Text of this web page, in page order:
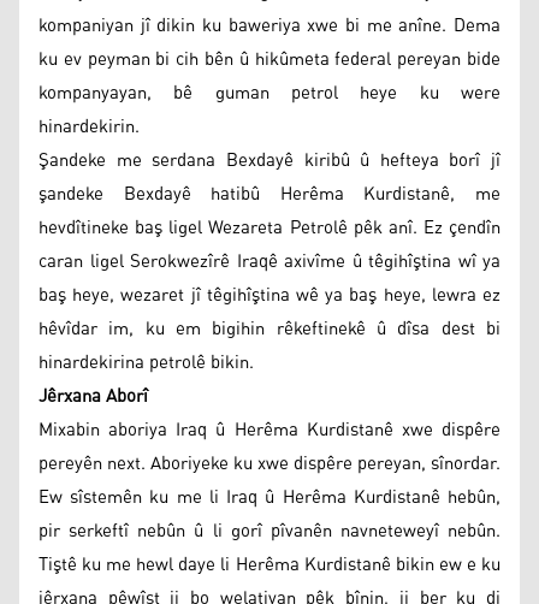
kompaniyan jî dikin ku baweriya xwe bi me anîne. Dema
ku ev peyman bi cih bên û hikûmeta federal pereyan bide
kompanyayan, bê guman petrol heye ku were
hinardekirin.
Şandeke me serdana Bexdayê kiribû û hefteya borî jî
şandeke Bexdayê hatibû Herêma Kurdistanê, me
hevdîtineke baş ligel Wezareta Petrolê pêk anî. Ez çendîn
caran ligel Serokwezîrê Iraqê axivîme û têgihîştina wî ya
baş heye, wezaret jî têgihîştina wê ya baş heye, lewra ez
hêvîdar im, ku em bigihin rêkeftinekê û dîsa dest bi
hinardekirina petrolê bikin.
Jêrxana Aborî
Mixabin aboriya Iraq û Herêma Kurdistanê xwe dispêre
pereyên next. Aboriyeke ku xwe dispêre pereyan, sînordar.
Ew sîstemên ku me li Iraq û Herêma Kurdistanê hebûn,
pir serkeftî nebûn û li gorî pîvanên navneteweyî nebûn.
Tiştê ku me hewl daye li Herêma Kurdistanê bikin ew e ku